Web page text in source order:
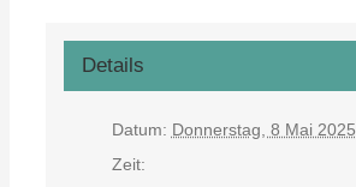
Details
Datum: Donnerstag, 8 Mai 2025
Zeit: